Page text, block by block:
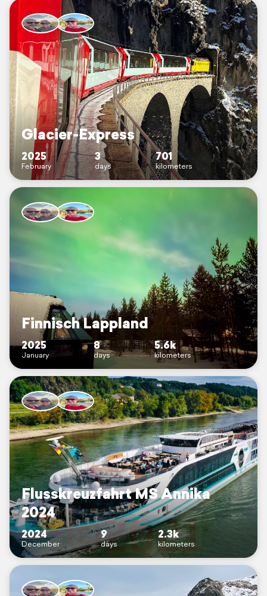
Glacier-Express
2025
February
3
days
701
kilometers
Finnisch Lappland
2025
January
8
days
5.6k
kilometers
Flusskreuzfahrt MS Annika
2024
2024
December
9
days
2.3k
kilometers